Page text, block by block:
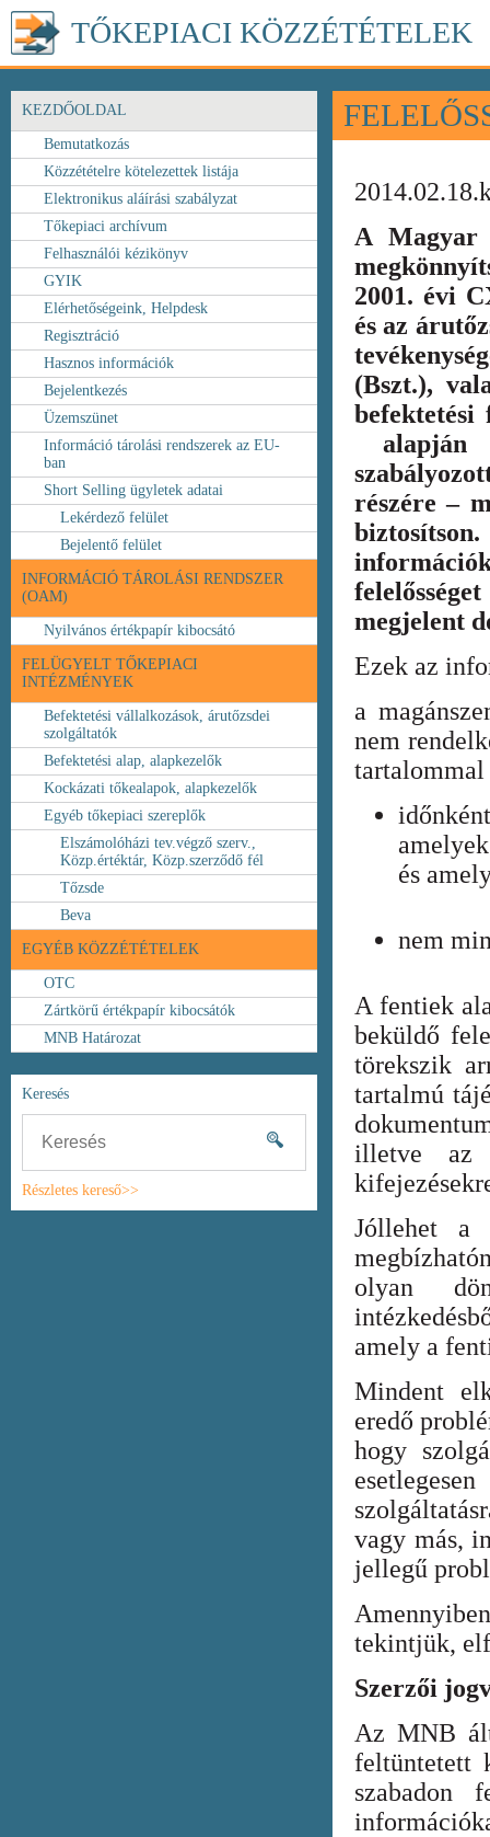
TŐKEPIACI KÖZZÉTÉTELEK
KEZDŐOLDAL
Bemutatkozás
Közzétételre kötelezettek listája
Elektronikus aláírási szabályzat
Tőkepiaci archívum
Felhasználói kézikönyv
GYIK
Elérhetőségeink, Helpdesk
Regisztráció
Hasznos információk
Bejelentkezés
Üzemszünet
Információ tárolási rendszerek az EU-
ban
Short Selling ügyletek adatai
Lekérdező felület
Bejelentő felület
INFORMÁCIÓ TÁROLÁSI RENDSZER
(OAM)
Nyilvános értékpapír kibocsátó
FELÜGYELT TŐKEPIACI
INTÉZMÉNYEK
Befektetési vállalkozások, árutőzsdei
szolgáltatók
Befektetési alap, alapkezelők
Kockázati tőkealapok, alapkezelők
Egyéb tőkepiaci szereplők
Elszámolóházi tev.végző szerv.,
Közp.értéktár, Közp.szerződő fél
Tőzsde
Beva
EGYÉB KÖZZÉTÉTELEK
OTC
Zártkörű értékpapír kibocsátók
MNB Határozat
Keresés
Részletes kereső>>
A Magyar
2001. évi
és az
(Bszt.),
alapján
részére –
megjelent
Ezek az
a
nem
és
nem
A fentiek
beküldő
törekszik
tartalmú
illetve az
Jóllehet a
olyan
amely a
Mindent
eredő
hogy
vagy más,
jellegű
tekintjük,
Szerzői
Az MNB
feltüntetett
szabadon